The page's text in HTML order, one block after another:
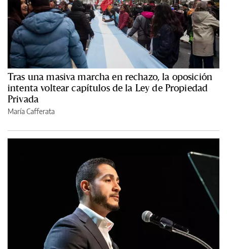
Tras una masiva marcha en rechazo, la oposición
intenta voltear capítulos de la Ley de Propiedad
Privada
María Cafferata